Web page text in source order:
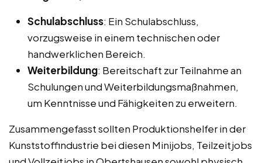
Schulabschluss: Ein Schulabschluss,
vorzugsweise in einem technischen oder
handwerklichen Bereich.
Weiterbildung: Bereitschaft zur Teilnahme an
Schulungen und Weiterbildungsmaßnahmen,
um Kenntnisse und Fähigkeiten zu erweitern.
Zusammengefasst sollten Produktionshelfer in der
Kunststoffindustrie bei diesen Minijobs, Teilzeitjobs